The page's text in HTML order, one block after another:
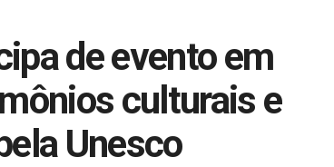
de evento em
culturais e
Unesco